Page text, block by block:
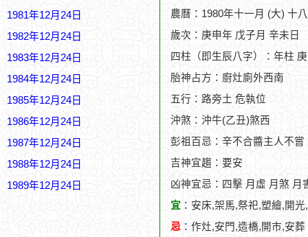
1981年12月24日
1982年12月24日
1983年12月24日
1984年12月24日
1985年12月24日
1986年12月24日
1987年12月24日
1988年12月24日
1989年12月24日
農曆：1980年十一月 (大) 十
歲次：庚申年 戊子月 辛未日
四柱（即生辰八字）：年柱
胎神占方：廚灶廁外西南
五行：路旁土 危執位
沖煞：沖牛(乙丑)煞西
彭祖百忌：辛不合醬主人不
吉神宜趨：要安
凶神宜忌：四擊 月虛 月煞 月
宜 ：安床,架馬,祭祀,塑繪,開
忌 ：作灶,安門,造橋,開市,安葬